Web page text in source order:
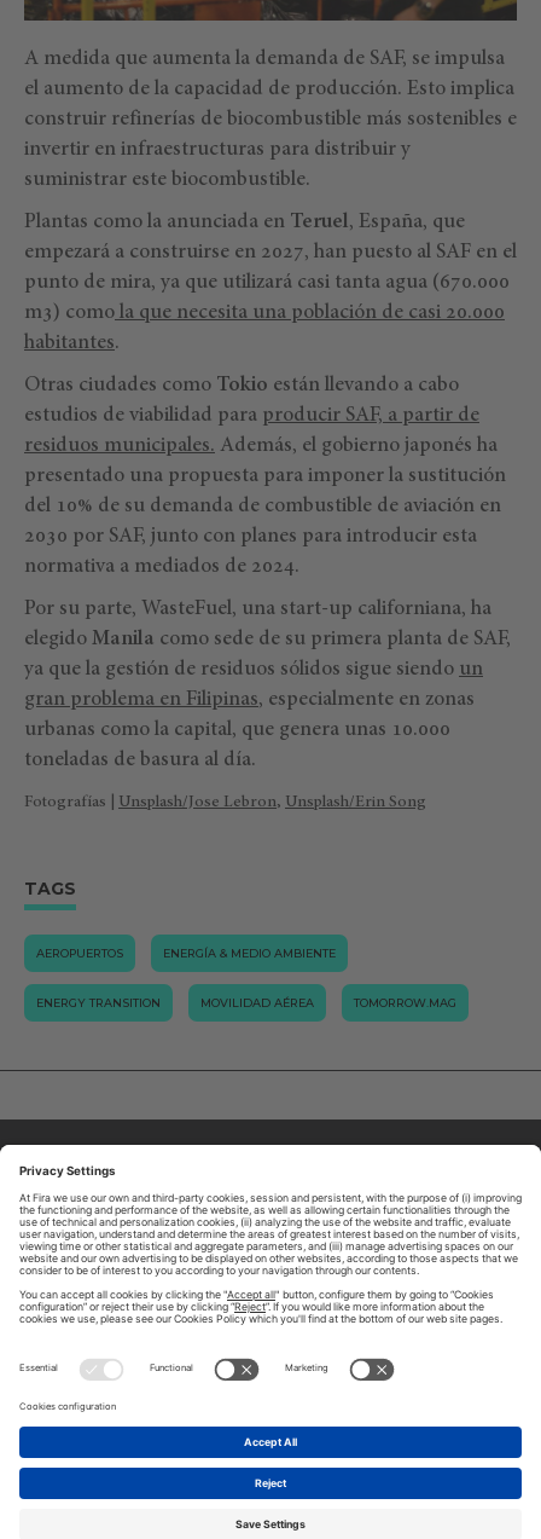
A medida que aumenta la demanda de SAF, se impulsa
el aumento de la capacidad de producción. Esto implica
construir refinerías de biocombustible más sostenibles e
invertir en infraestructuras para distribuir y
suministrar este biocombustible.
Plantas como la anunciada en Teruel, España, que
empezará a construirse en 2027, han puesto al SAF en el
punto de mira, ya que utilizará casi tanta agua (670.000
m3) como la que necesita una población de casi 20.000
habitantes.
Otras ciudades como Tokio están llevando a cabo
estudios de viabilidad para producir SAF, a partir de
residuos municipales. Además, el gobierno japonés ha
presentado una propuesta para imponer la sustitución
del 10% de su demanda de combustible de aviación en
2030 por SAF, junto con planes para introducir esta
normativa a mediados de 2024.
Por su parte, WasteFuel, una start-up californiana, ha
elegido Manila como sede de su primera planta de SAF,
ya que la gestión de residuos sólidos sigue siendo un
gran problema en Filipinas, especialmente en zonas
urbanas como la capital, que genera unas 10.000
toneladas de basura al día.
Fotografías | Unsplash/Jose Lebron, Unsplash/Erin Song
TAGS
AEROPUERTOS ENERGÍA & MEDIO AMBIENTE
ENERGY TRANSITION MOVILIDAD AÉREA TOMORROW.MAG
CONTACT US
LEGAL NOTICE